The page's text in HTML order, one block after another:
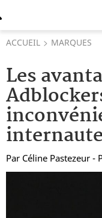
ACCUEIL MARQUES
Les
Par Céline Pastezeur -